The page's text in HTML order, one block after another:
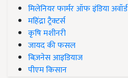
मिलेनियर फार्मर ऑफ इंडिया अवॉर्ड
महिंद्रा ट्रैक्टर्स
कृषि मशीनरी
जायद की फसल
बिज़नेस आइडियाज
पीएम किसान